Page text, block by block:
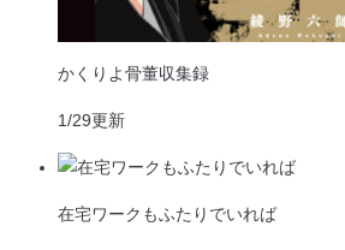
かくりよ骨董収集録
1/29更新
在宅ワークもふたりでいれば